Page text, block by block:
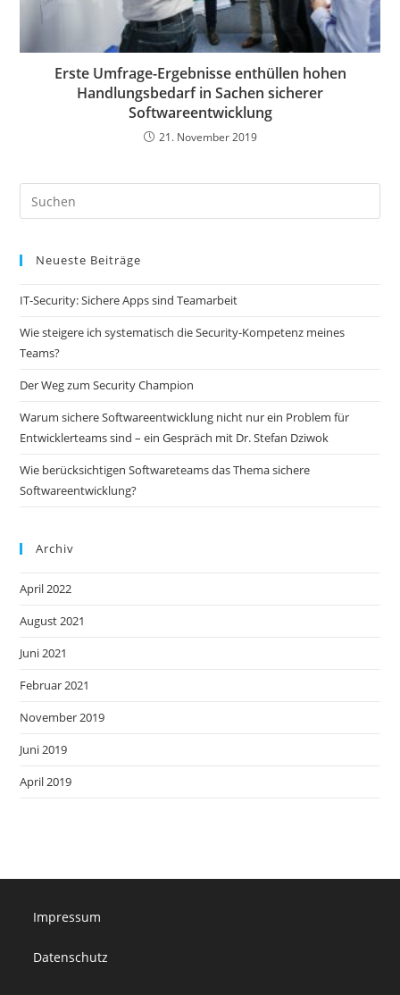
Erste Umfrage-Ergebnisse enthüllen hohen
Handlungsbedarf in Sachen sicherer
Softwareentwicklung
21. November 2019
Neueste Beiträge
IT-Security: Sichere Apps sind Teamarbeit
Wie steigere ich systematisch die Security-Kompetenz meines
Teams?
Der Weg zum Security Champion
Warum sichere Softwareentwicklung nicht nur ein Problem für
Entwicklerteams sind – ein Gespräch mit Dr. Stefan Dziwok
Wie berücksichtigen Softwareteams das Thema sichere
Softwareentwicklung?
Archiv
April 2022
August 2021
Juni 2021
Februar 2021
November 2019
Juni 2019
April 2019
Impressum
Datenschutz